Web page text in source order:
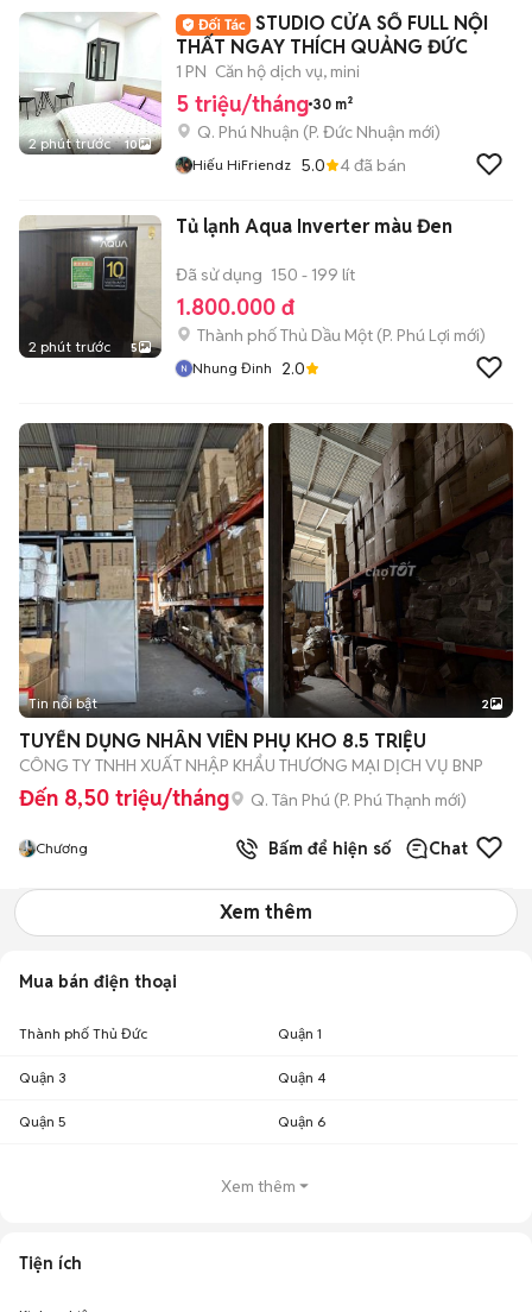
2 phút trước 10
STUDIO CỬA SỔ FULL NỘI
THẤT NGAY THÍCH QUẢNG ĐỨC
1 PN Căn hộ dịch vụ, mini
5 triệu/tháng 30 m²
Q. Phú Nhuận (P. Đức Nhuận mới)
Hiếu HiFriendz 5.0 4đã bán
2 phút trước 5
Tủ lạnh Aqua Inverter màu Đen
Đã sử dụng 150 - 199 lít
1.800.000 đ
Thành phố Thủ Dầu Một (P. Phú Lợi mới)
Nhung Đinh 2.0
Tin nổi bật 2
TUYỂN DỤNG NHÂN VIÊN PHỤ KHO 8.5 TRIỆU
CÔNG TY TNHH XUẤT NHẬP KHẨU THƯƠNG MẠI DỊCH VỤ BNP
Đến 8,50 triệu/tháng Q. Tân Phú (P. Phú Thạnh mới)
Chương Bấm để hiện số Chat
Xem thêm
Mua bán điện thoại
Thành phố Thủ Đức Quận 1
Quận 3 Quận 4
Quận 5 Quận 6
Xem thêm
Tiện ích